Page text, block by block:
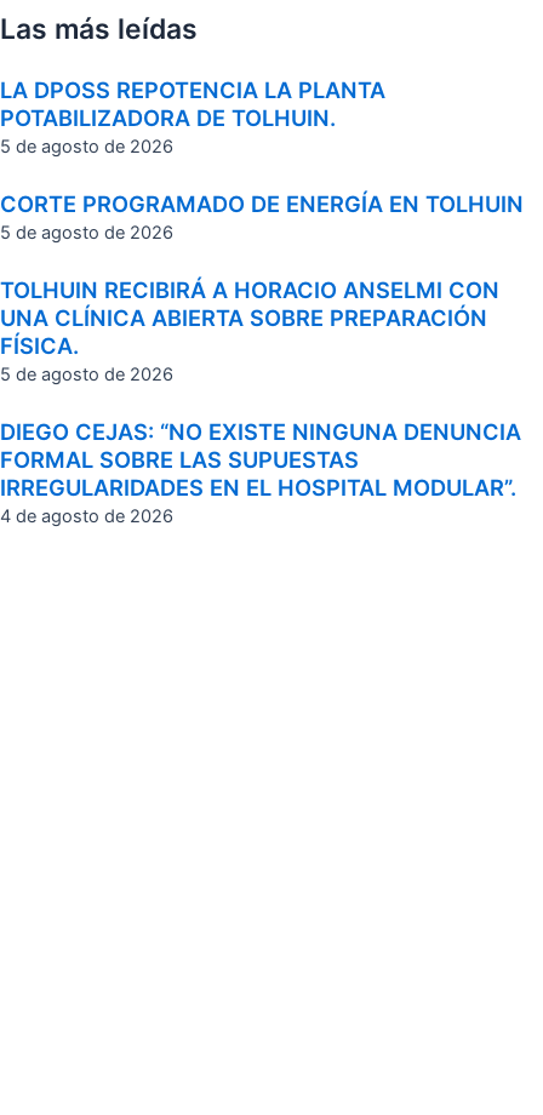
Las más leídas
LA DPOSS REPOTENCIA LA PLANTA
POTABILIZADORA DE TOLHUIN.
5 de agosto de 2026
CORTE PROGRAMADO DE ENERGÍA EN TOLHUIN
5 de agosto de 2026
TOLHUIN RECIBIRÁ A HORACIO ANSELMI CON
UNA CLÍNICA ABIERTA SOBRE PREPARACIÓN
FÍSICA.
5 de agosto de 2026
DIEGO CEJAS: “NO EXISTE NINGUNA DENUNCIA
FORMAL SOBRE LAS SUPUESTAS
IRREGULARIDADES EN EL HOSPITAL MODULAR”.
4 de agosto de 2026